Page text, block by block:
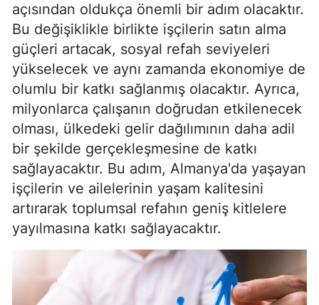
açısından oldukça önemli bir adım olacaktır.
Bu değişiklikle birlikte işçilerin satın alma
güçleri artacak, sosyal refah seviyeleri
yükselecek ve aynı zamanda ekonomiye de
olumlu bir katkı sağlanmış olacaktır. Ayrıca,
milyonlarca çalışanın doğrudan etkilenecek
olması, ülkedeki gelir dağılımının daha adil
bir şekilde gerçekleşmesine de katkı
sağlayacaktır. Bu adım, Almanya'da yaşayan
işçilerin ve ailelerinin yaşam kalitesini
artırarak toplumsal refahın geniş kitlelere
yayılmasına katkı sağlayacaktır.